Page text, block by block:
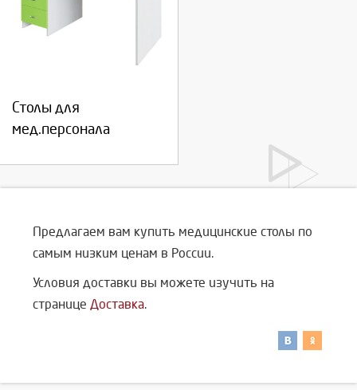
Столы для
мед.персонала
Предлагаем вам купить медицинские столы по
самым низким ценам в России.
Условия доставки вы можете изучить на
странице Доставка.